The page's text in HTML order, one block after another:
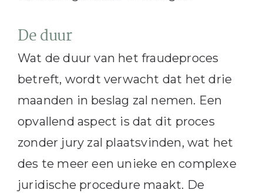
De duur
Wat de duur van het fraudeproces
betreft, wordt verwacht dat het drie
maanden in beslag zal nemen. Een
opvallend aspect is dat dit proces
zonder jury zal plaatsvinden, wat het
des te meer een unieke en complexe
juridische procedure maakt. De